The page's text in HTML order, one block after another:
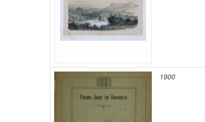
1900